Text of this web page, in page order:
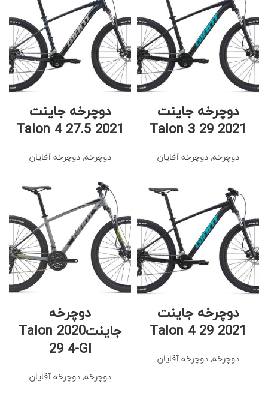
دوچرخه جاینت
Talon 3 29 2021
دوچرخه, دوچرخه آقایان
دوچرخه جاینت
Talon 4 27.5 2021
دوچرخه, دوچرخه آقایان
دوچرخه جاینت
Talon 4 29 2021
دوچرخه, دوچرخه آقایان
دوچرخه
جاینت2020 Talon
29 4-GI
دوچرخه, دوچرخه آقایان